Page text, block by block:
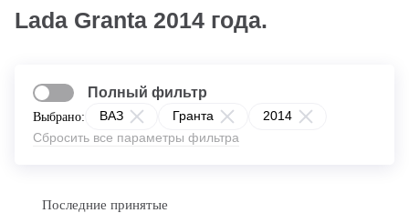
Lada Granta 2014 года.
Выбрано: ВАЗ Гранта
2014
Сбросить все параметры фильтра
Полный фильтр